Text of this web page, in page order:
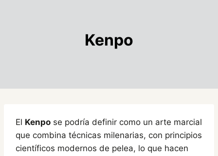
Kenpo
El Kenpo se podría definir como un arte marcial
que combina técnicas milenarias, con principios
científicos modernos de pelea, lo que hacen